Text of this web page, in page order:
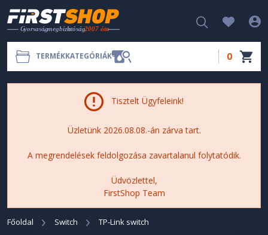
TERMÉKKATEGÓRIÁK 0
Tisztelt Ügyfeleink!
Üzletünk 2026.08.08.-án zárva tart.
A megrendelések feldolgozása zavartalanul folytatódik.
Üdvözlettel,
FirstShop Team
Főoldal Switch TP-Link switch